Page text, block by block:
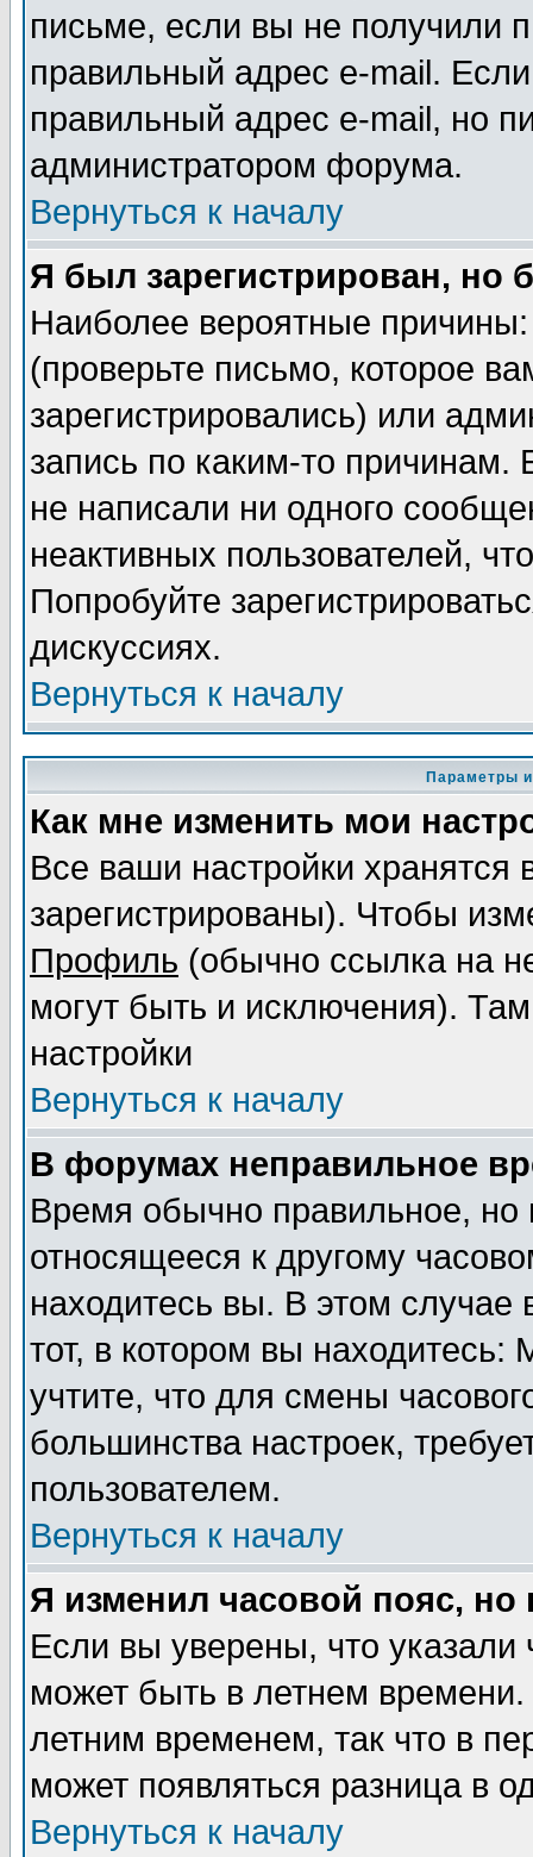
письме, если вы не получили
правильный адрес e-mail.
правильный адрес e-mail, но
администратором форума.
Вернуться к началу
Я был зарегистрирован, но
Наиболее вероятные
(проверьте письмо, которое
зарегистрировались) или
запись по каким-то
не написали ни одного
неактивных пользователей,
Попробуйте
дискуссиях.
Вернуться к началу
Параметры
Как мне изменить мои
Все ваши настройки
зарегистрированы). Чтобы
Профиль (обычно ссылка на
могут быть и исключения).
настройки
Вернуться к началу
В форумах неправильное
Время обычно правильное,
относящееся к другому
находитесь вы. В этом
тот, в котором вы
учтите, что для смены
большинства настроек,
пользователем.
Вернуться к началу
Я изменил часовой пояс,
Если вы уверены, что указали
может быть в летнем
летним временем, так что в
может появляться разница в
Вернуться к началу